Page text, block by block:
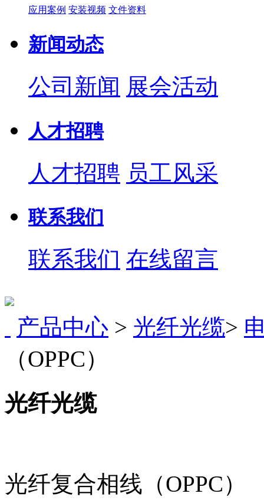
应用案例 安装视频 文件资料
新闻动态
公司新闻 展会活动
人才招聘
人才招聘 员工风采
联系我们
联系我们 在线留言
产品中心 > 光纤光缆>
（OPPC）
光纤光缆
光纤复合相线（OPPC）